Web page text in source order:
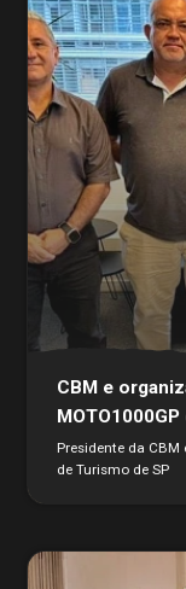
CBM e
MOTO1000GP
Presidente da
de Turismo de SP